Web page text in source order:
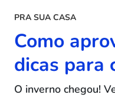
PRA SUA CASA
Como
dicas para
O inverno chegou!